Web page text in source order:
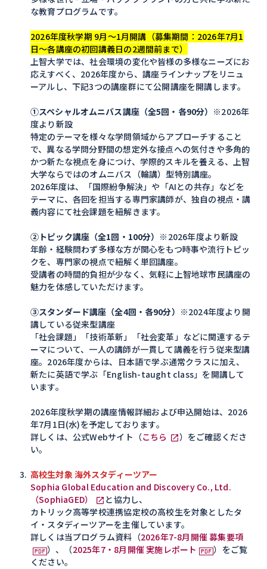
な教育プログラムです。
2026年度秋学期 9月～1月開講（募集期間：2026年7月1
日～各講座の初回講義日の2週間前まで）
上智大学では、社会環境の変化や皆様の多様なニーズにお
応えすべく、2026年度から、講座ラインナップをリニュ
ーアルし、下記3つの講座群にて公開講座を開講します。
①スペシャルオムニバス講座（全5回・各90分） ※2026年
度より新設
特定のテーマを様々な学問領域からアプローチすること
で、異なる学問分野間の想定外な接点への気付きや多角的
かつ新たな視点を身につけ、学際的スキルを養える、上智
大学ならではのオムニバス（輪講）型特別講座。
2026年度は、「国際紛争解決」や「AIとの共存」などを
テーマに、各回を担当する専門家講師が、独自の視点・講
義内容にて社会課題を紐解きます。
②トピック講座（全1回・100分） ※2026年度より新設
年齢・経験問わず多様な方が関心をもつ時事や流行トピッ
クを、専門家の視点で紐解く単回講座。
受講者の時間的負担が少なく、気軽に上智地球市民講座の
魅力を体感していただけます。
③スタンダード講座（全4回・各90分） ※2024年度より開
講している従来型講座
「社会課題」「技術革新」「社会変革」などに関連するテ
ーマについて、一人の講師が一貫して講義を行う従来型講
座。2026年度からは、日本語で学ぶ通常クラスに加え、
新たに英語で学ぶ「English-taught class」を開講して
います。
2026年度秋学期の講座情報詳細および申込開始は、2026
年7月1日(水)を予定しております。
詳しくは、公式Webサイト（こちら
）をご確認くださ
い。
高校生対象 海外スタディーツアー
Sophia Global Education and Discovery Co., Ltd.
（SophiaGED）
と協力し、
カトリック高等学校連携協定校の高校生を対象としたタ
イ・スタディーツアーを主催しています。
詳しくは当プログラム資料（2026年7-8月開催 募集要項
）、（2025年7・8月開催 実施レポート
）をご覧
ください。